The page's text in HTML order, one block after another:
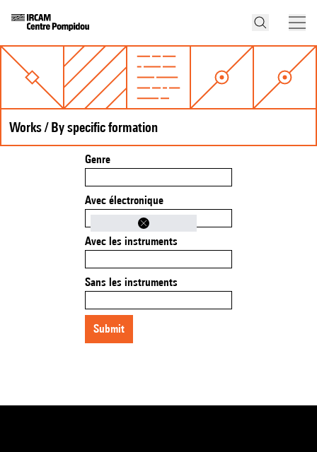
Works / By specific formation
Genre
Avec électronique
Avec les instruments
Sans les instruments
submit